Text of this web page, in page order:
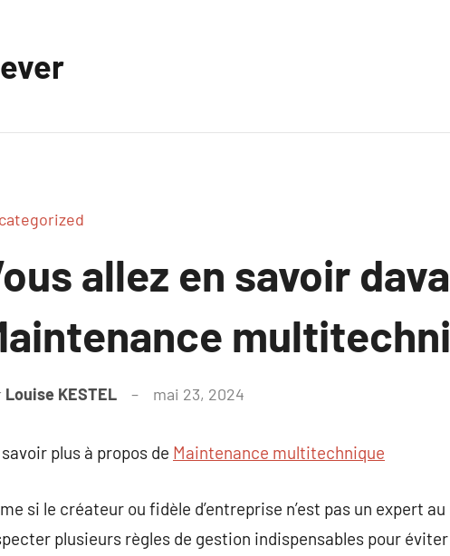
allez en savoir
Louise KESTEL mai 23, 2024
plus à propos de Maintenance multitechnique
si le créateur ou fidèle d’entreprise n’est pas un expert
plusieurs règles de gestion indispensables pour